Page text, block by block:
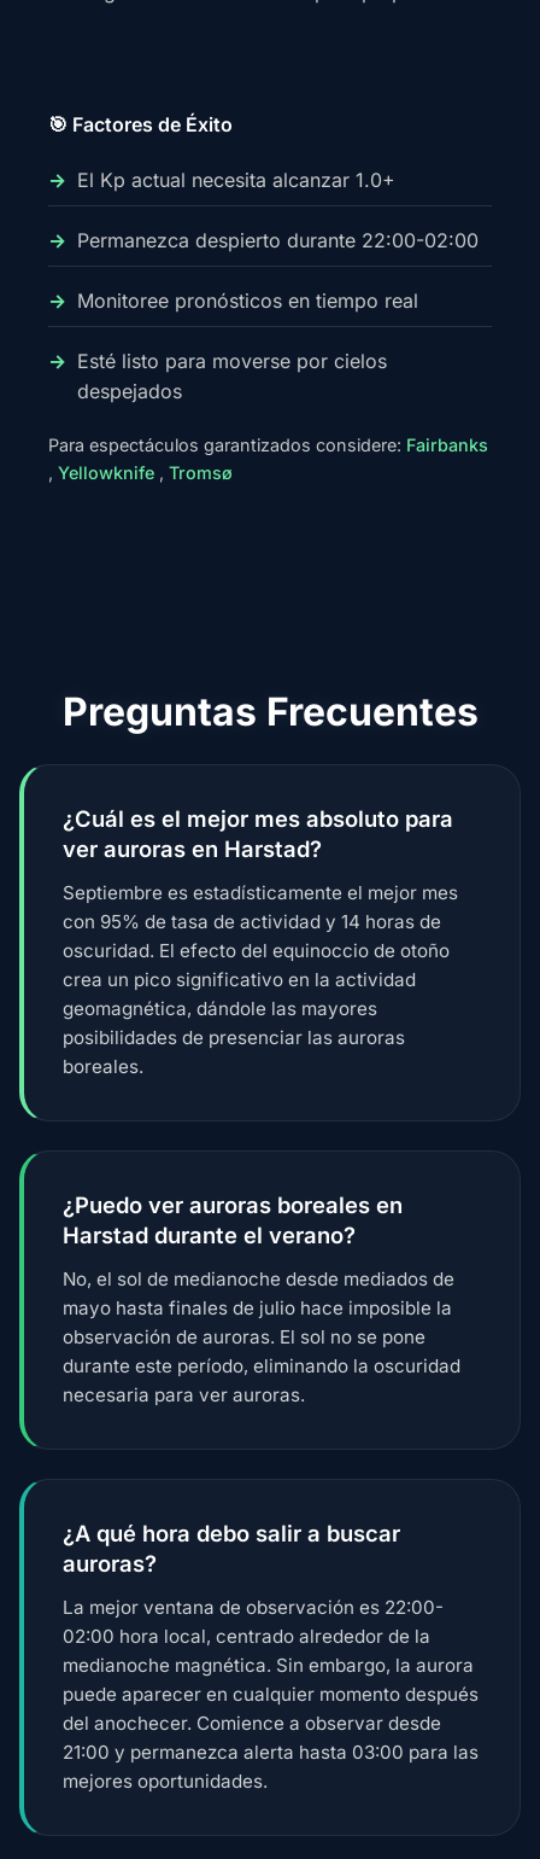
🎯 Factores de Éxito
El Kp actual necesita alcanzar 1.0+
Permanezca despierto durante 22:00-02:00
Monitoree pronósticos en tiempo real
Esté listo para moverse por cielos
despejados
Para espectáculos garantizados considere: Fairbanks
, Yellowknife , Tromsø
Preguntas Frecuentes
¿Cuál es el mejor mes absoluto para
ver auroras en Harstad?
Septiembre es estadísticamente el mejor mes
con 95% de tasa de actividad y 14 horas de
oscuridad. El efecto del equinoccio de otoño
crea un pico significativo en la actividad
geomagnética, dándole las mayores
posibilidades de presenciar las auroras
boreales.
¿Puedo ver auroras boreales en
Harstad durante el verano?
No, el sol de medianoche desde mediados de
mayo hasta finales de julio hace imposible la
observación de auroras. El sol no se pone
durante este período, eliminando la oscuridad
necesaria para ver auroras.
¿A qué hora debo salir a buscar
auroras?
La mejor ventana de observación es 22:00-
02:00 hora local, centrado alrededor de la
medianoche magnética. Sin embargo, la aurora
puede aparecer en cualquier momento después
del anochecer. Comience a observar desde
21:00 y permanezca alerta hasta 03:00 para las
mejores oportunidades.